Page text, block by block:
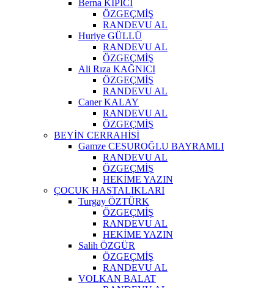
Berna KİPİCİ
ÖZGEÇMİŞ
RANDEVU AL
Huriye GÜLLÜ
RANDEVU AL
ÖZGEÇMİŞ
Ali Rıza KAĞNICI
ÖZGEÇMİŞ
RANDEVU AL
Caner KALAY
RANDEVU AL
ÖZGEÇMİŞ
BEYİN CERRAHİSİ
Gamze CESUROĞLU BAYRAMLI
RANDEVU AL
ÖZGEÇMİŞ
HEKİME YAZIN
ÇOCUK HASTALIKLARI
Turgay ÖZTÜRK
ÖZGEÇMİŞ
RANDEVU AL
HEKİME YAZIN
Salih ÖZGÜR
ÖZGEÇMİŞ
RANDEVU AL
VOLKAN BALAT